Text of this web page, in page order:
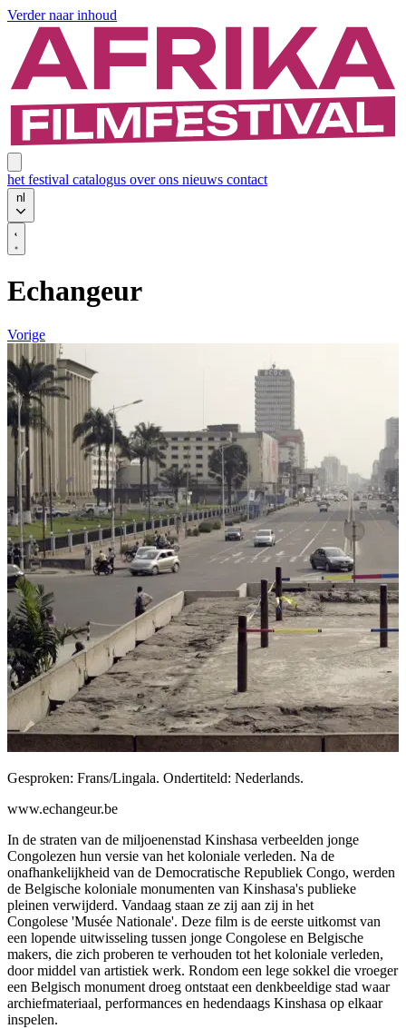
Verder naar inhoud
het festival catalogus over ons nieuws contact
nl
Echangeur
Vorige
Gesproken: Frans/Lingala. Ondertiteld: Nederlands.
www.echangeur.be
In de straten van de miljoenenstad Kinshasa verbeelden jonge
Congolezen hun versie van het koloniale verleden. Na de
onafhankelijkheid van de Democratische Republiek Congo, werden
de Belgische koloniale monumenten van Kinshasa's publieke
pleinen verwijderd. Vandaag staan ze zij aan zij in het
Congolese 'Musée Nationale'. Deze film is de eerste uitkomst van
een lopende uitwisseling tussen jonge Congolese en Belgische
makers, die zich proberen te verhouden tot het koloniale verleden,
door middel van artistiek werk. Rondom een lege sokkel die vroeger
een Belgisch monument droeg ontstaat een denkbeeldige stad waar
archiefmateriaal, performances en hedendaags Kinshasa op elkaar
inspelen.